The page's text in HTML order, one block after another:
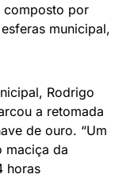
composto por
municipal,
Rodrigo
a retomada
de ouro. “Um
maciça da
horas